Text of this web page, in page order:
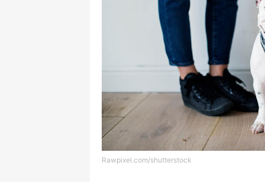
Rawpixel.com/shutterstock